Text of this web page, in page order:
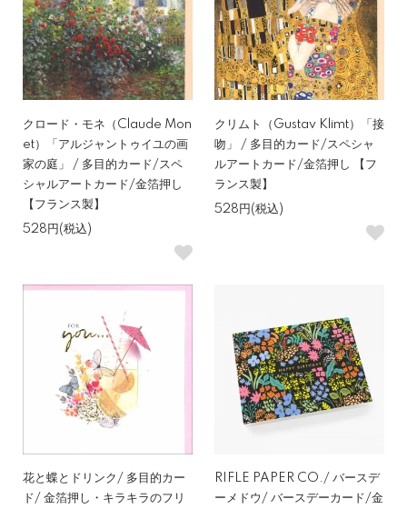
クロード・モネ（Claude Mon
et）「アルジャントゥイユの画
家の庭」 / 多目的カード/スペ
シャルアートカード/金箔押し
【フランス製】
528円(税込)
クリムト（Gustav Klimt）「接
吻」 / 多目的カード/スペシャ
ルアートカード/金箔押し 【フ
ランス製】
528円(税込)
花と蝶とドリンク/ 多目的カー
ド/ 金箔押し・キラキラのフリ
RIFLE PAPER CO./ バースデ
ーメドウ/ バースデーカード/金